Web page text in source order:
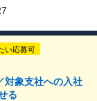
い応募可
対象支社への入社
る